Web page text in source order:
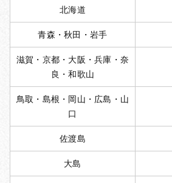
北海道
青森・秋田・岩手
滋賀・京都・大阪・兵庫・奈
良・和歌山
鳥取・島根・岡山・広島・山
口
佐渡島
大島